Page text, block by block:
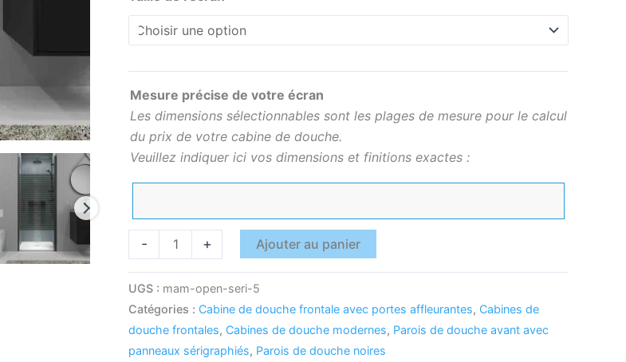
Mesure précise de votre écran
Les dimensions sélectionnables sont les plages de mesure pour le calcul
du prix de votre cabine de douche.
Veuillez indiquer ici vos dimensions et finitions exactes :
- + Ajouter au panier
UGS : mam-open-seri-5
Catégories : Cabine de douche frontale avec portes affleurantes, Cabines de
douche frontales, Cabines de douche modernes, Parois de douche avant avec
panneaux sérigraphiés, Parois de douche noires